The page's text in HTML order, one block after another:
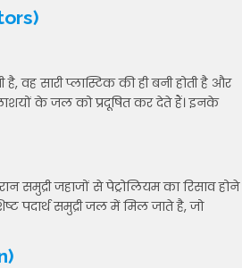
वह सारी प्लास्टिक की ही बनी होती है और
के जल को प्रदूषित कर देते हैं। इनके
समुद्री जहाजों से पेट्रोलियम का रिसाव होने
पदार्थ समुद्री जल में मिल जाते है, जो